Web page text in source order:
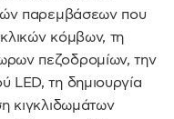
παρεμβάσεων που
κόμβων, τη
πεζοδρομίων, την
LED, τη δημιουργία
κιγκλιδωμάτων